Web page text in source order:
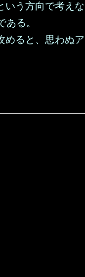
いう方向で考えな
る。
めると、思わぬア